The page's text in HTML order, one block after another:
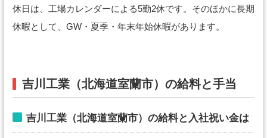
休日は、工場カレンダーによる5勤2休です。そのほかに長期
休暇として、GW・夏季・年末年始休暇があります。
吉川工業（北海道室蘭市）の給料と手当
吉川工業（北海道室蘭市）の給料と入社祝い金は